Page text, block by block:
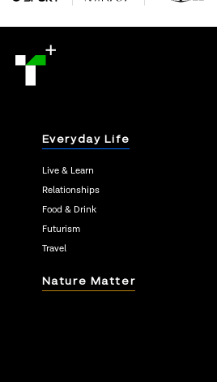
Everyday Life
Live & Learn
Relationships
Food & Drink
Futurism
Travel
Nature Matter